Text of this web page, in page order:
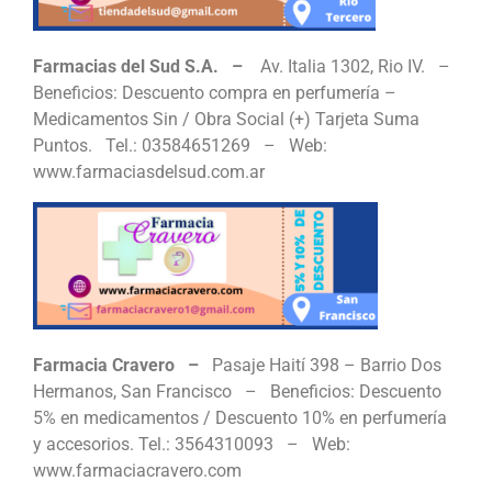
Farmacias del Sud S.A. –
Av. Italia 1302, Rio IV. –
Beneficios: Descuento compra en perfumería –
Medicamentos Sin / Obra Social (+) Tarjeta Suma
Puntos. Tel.: 03584651269 – Web:
www.farmaciasdelsud.com.ar
Farmacia Cravero –
Pasaje Haití 398 – Barrio Dos
Hermanos, San Francisco – Beneficios: Descuento
5% en medicamentos / Descuento 10% en perfumería
y accesorios. Tel.: 3564310093 – Web:
www.farmaciacravero.com